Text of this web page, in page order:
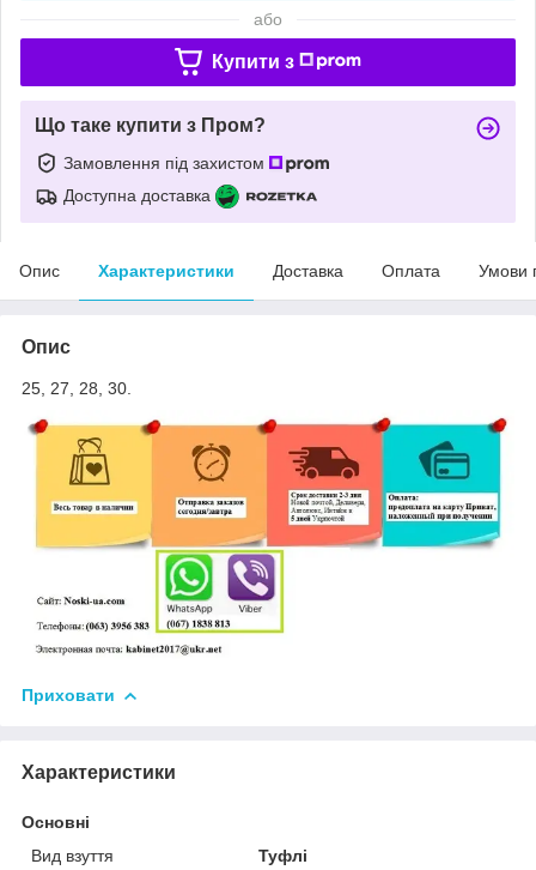
або
Купити з
Що таке купити з Пром?
Замовлення під захистом
Доступна доставка
Опис Характеристики Доставка Оплата Умови
Опис
25, 27, 28, 30.
Приховати
Характеристики
Основні
Вид взуття
Туфлі